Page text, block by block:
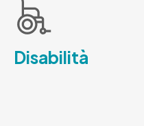
Disabilità